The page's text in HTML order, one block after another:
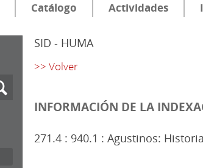
Catálogo Actividades
SID - HUMA
>> Volver
INFORMACIÓN DE LA
271.4 : 940.1 : Agustinos: